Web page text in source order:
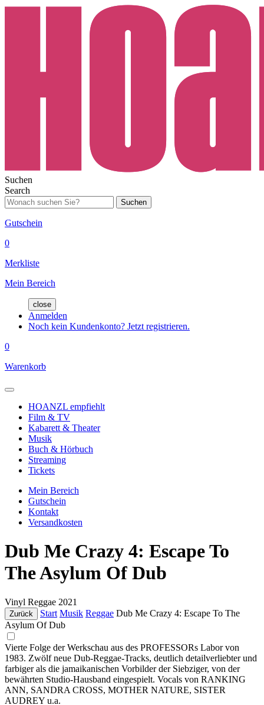
Suchen
Search
Suchen
Gutschein
0
Merkliste
Mein Bereich
close
Anmelden
Noch kein Kundenkonto? Jetzt registrieren.
0
Warenkorb
HOANZL empfiehlt
Film & TV
Kabarett & Theater
Musik
Buch & Hörbuch
Streaming
Tickets
Mein Bereich
Gutschein
Kontakt
Versandkosten
Dub Me Crazy 4: Escape To
The Asylum Of Dub
Vinyl Reggae 2021
Zurück Start Musik Reggae Dub Me Crazy 4: Escape To The
Asylum Of Dub
Vierte Folge der Werkschau aus des PROFESSORs Labor von
1983. Zwölf neue Dub-Reggae-Tracks, deutlich detailverliebter und
farbiger als die jamaikanischen Vorbilder der Siebziger, von der
bewährten Studio-Hausband eingespielt. Vocals von RANKING
ANN, SANDRA CROSS, MOTHER NATURE, SISTER
AUDREY u.a.